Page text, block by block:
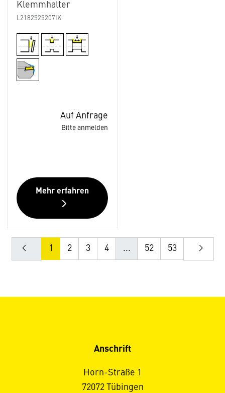
Klemmhalter
L2182525207IK
Auf Anfrage
Bitte anmelden
Mehr erfahren
1 2 3 4 ... 52 53
Anschrift
Horn-Straße 1
72072 Tübingen